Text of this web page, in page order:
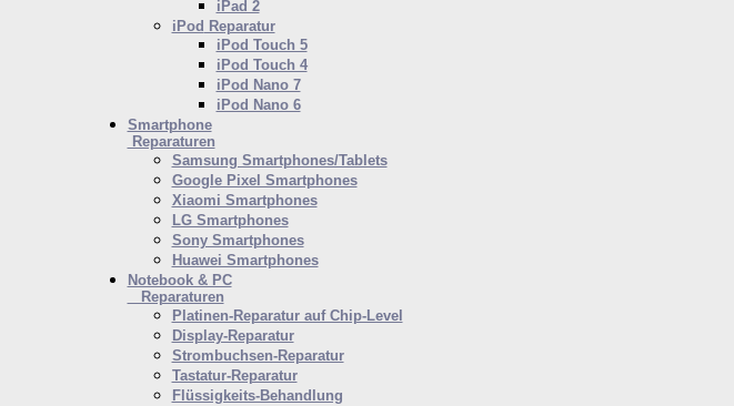
iPad 2
iPod Reparatur
iPod Touch 5
iPod Touch 4
iPod Nano 7
iPod Nano 6
Smartphone
Reparaturen
Samsung Smartphones/Tablets
Google Pixel Smartphones
Xiaomi Smartphones
LG Smartphones
Sony Smartphones
Huawei Smartphones
Notebook & PC
Reparaturen
Platinen-Reparatur auf Chip-Level
Display-Reparatur
Strombuchsen-Reparatur
Tastatur-Reparatur
Flüssigkeits-Behandlung